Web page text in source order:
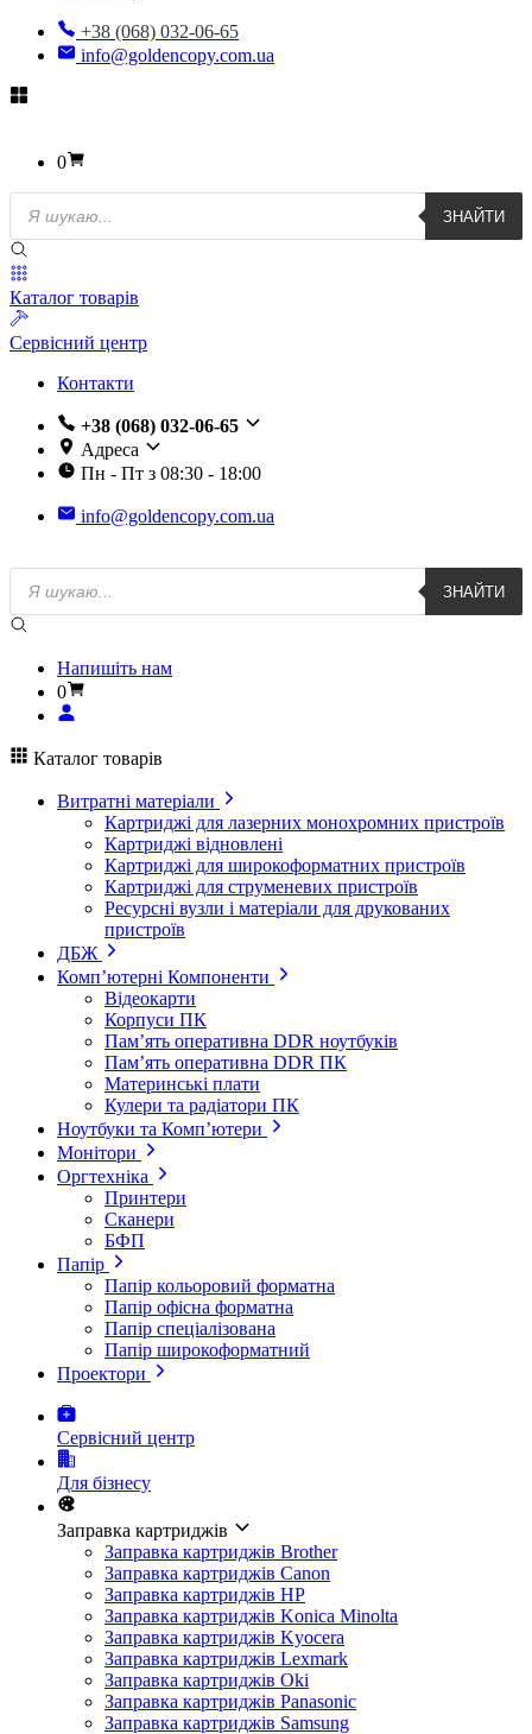
+38 (068) 032-06-65
info@goldencopy.com.ua
0
Пошук
товарів
ЗНАЙТИ
Каталог товарів
Сервісний центр
Контакти
+38 (068) 032-06-65
Адреса
Пн - Пт з 08:30 - 18:00
info@goldencopy.com.ua
Пошук
товарів
ЗНАЙТИ
Напишіть нам
0
Каталог товарів
Витратні матеріали
Картриджі для лазерних монохромних пристроїв
Картриджі відновлені
Картриджі для широкоформатних пристроїв
Картриджі для струменевих пристроїв
Ресурсні вузли і матеріали для друкованих
пристроїв
ДБЖ
Комп’ютерні Компоненти
Відеокарти
Корпуси ПК
Пам’ять оперативна DDR ноутбуків
Пам’ять оперативна DDR ПК
Материнські плати
Кулери та радіатори ПК
Ноутбуки та Комп’ютери
Монітори
Оргтехніка
Принтери
Сканери
БФП
Папір
Папір кольоровий форматна
Папір офісна форматна
Папір спеціалізована
Папір широкоформатний
Проектори
Сервісний центр
Для бізнесу
Заправка картриджів
Заправка картриджів Brother
Заправка картриджів Canon
Заправка картриджів HP
Заправка картриджів Konica Minolta
Заправка картриджів Kyocera
Заправка картриджів Lexmark
Заправка картриджів Oki
Заправка картриджів Panasonic
Заправка картриджів Samsung